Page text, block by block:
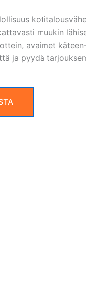
muukin
avaimet
ja pyydä